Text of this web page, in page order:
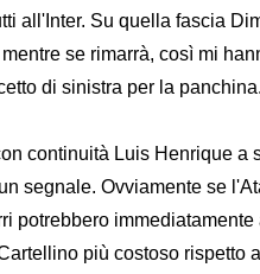
all'Inter. Su quella fascia
se rimarrà, così mi
di sinistra per la panchina.
continuità Luis Henrique a
segnale. Ovviamente se
potrebbero
più costoso rispetto